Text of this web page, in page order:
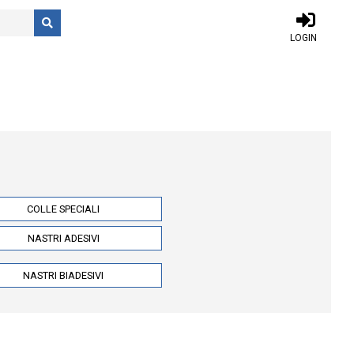
LOGIN
COLLE SPECIALI
NASTRI ADESIVI
NASTRI BIADESIVI